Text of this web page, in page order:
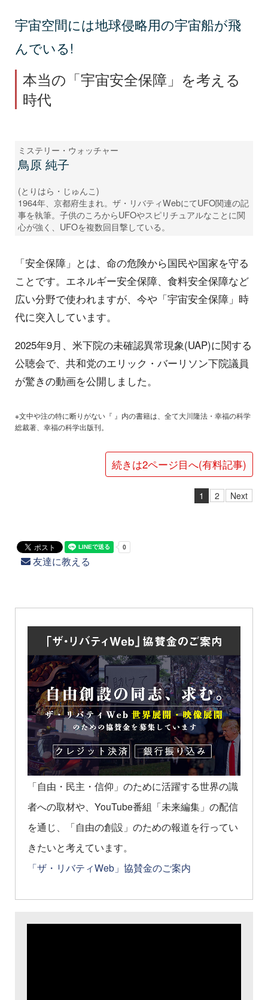
宇宙空間には地球侵略用の宇宙船が飛
んでいる!
本当の「宇宙安全保障」を考える
時代
ミステリー・ウォッチャー
鳥原 純子
(とりはら・じゅんこ)
1964年、京都府生まれ。ザ・リバティWebにてUFO関連の記
事を執筆。子供のころからUFOやスピリチュアルなことに関
心が強く、UFOを複数回目撃している。
「安全保障」とは、命の危険から国民や国家を守る
ことです。エネルギー安全保障、食料安全保障など
広い分野で使われますが、今や「宇宙安全保障」時
代に突入しています。
2025年9月、米下院の未確認異常現象(UAP)に関する
公聴会で、共和党のエリック・バーリソン下院議員
が驚きの動画を公開しました。
※文中や注の特に断りがない『 』内の書籍は、全て大川隆法・幸福の科学
総裁著、幸福の科学出版刊。
続きは2ページ目へ(有料記事)
1 2 Next
友達に教える
「自由・民主・信仰」のために活躍する世界の識
者への取材や、YouTube番組「未来編集」の配信
を通じ、「自由の創設」のための報道を行ってい
きたいと考えています。
「ザ・リバティWeb」協賛金のご案内